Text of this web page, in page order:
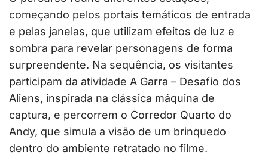
começando pelos portais temáticos de entrada
e pelas janelas, que utilizam efeitos de luz e
sombra para revelar personagens de forma
surpreendente. Na sequência, os visitantes
participam da atividade A Garra – Desafio dos
Aliens, inspirada na clássica máquina de
captura, e percorrem o Corredor Quarto do
Andy, que simula a visão de um brinquedo
dentro do ambiente retratado no filme.